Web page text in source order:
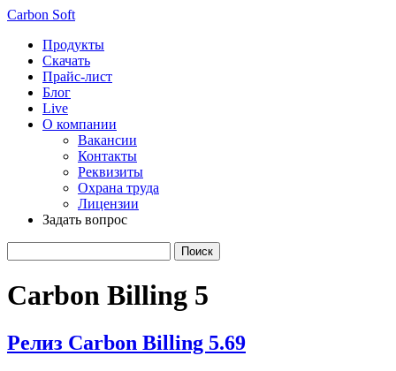
Carbon Soft
Продукты
Скачать
Прайс-лист
Блог
Live
О компании
Вакансии
Контакты
Реквизиты
Охрана труда
Лицензии
Задать вопрос
Carbon Billing 5
Релиз Carbon Billing 5.69